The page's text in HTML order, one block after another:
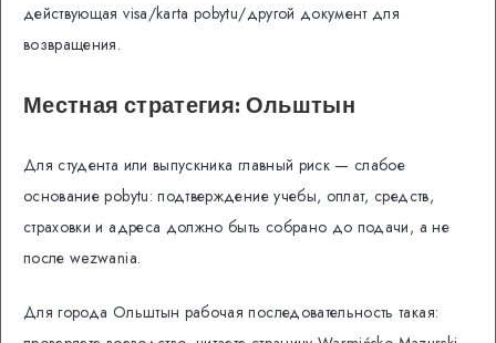
действующая visa/karta pobytu/другой документ для
возвращения.
Местная стратегия: Ольштын
Для студента или выпускника главный риск — слабое
основание pobytu: подтверждение учебы, оплат, средств,
страховки и адреса должно быть собрано до подачи, а не
после wezwania.
Для города Ольштын рабочая последовательность такая: